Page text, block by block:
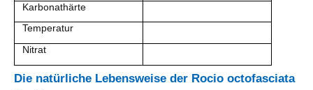
Karbonathärte
Temperatur
Nitrat
Die natürliche Lebensweise der Rocio octofasciata